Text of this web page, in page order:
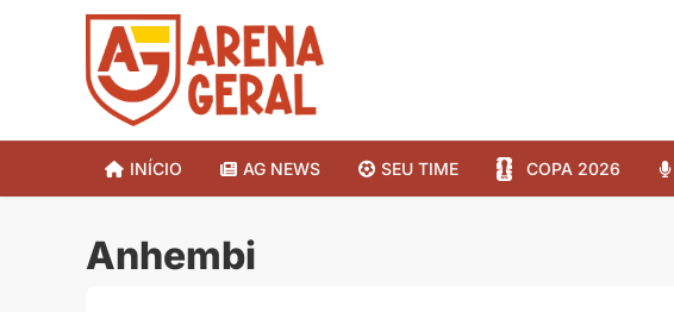
INÍCIO AG NEWS SEU TIME COPA 2026
Anhembi